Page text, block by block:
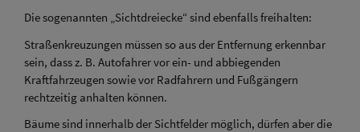
Die sogenannten „Sichtdreiecke“ sind ebenfalls freihalten:
Straßenkreuzungen müssen so aus der Entfernung erkennbar
sein, dass z. B. Autofahrer vor ein- und abbiegenden
Kraftfahrzeugen sowie vor Radfahrern und Fußgängern
rechtzeitig anhalten können.
Bäume sind innerhalb der Sichtfelder möglich, dürfen aber die